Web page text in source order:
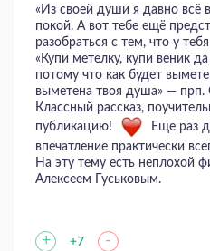
«Из своей души я давно всё
покой. А вот тебе ещё
разобраться с тем, что у
«Купи метелку, купи веник
потому что как будет
выметена твоя душа» — прп.
Классный рассказ,
публикацию!
Еще раз
впечатление практически
На эту тему есть неплохой
Алексеем Гуськовым.
+ +7 -